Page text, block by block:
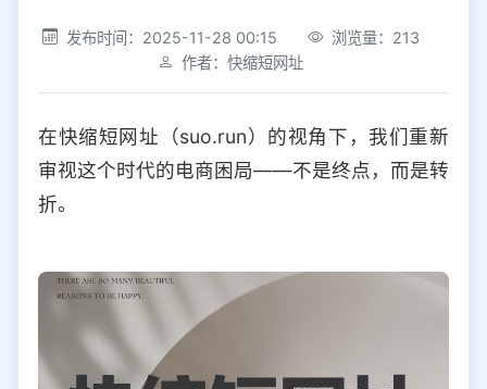
社交平台 电商平台
选择防红平台类型，避免链接被拦截
iOS Android PC 其他
选择允许访问的平台类型
发布时间：2025-11-28 00:15
浏览量：213
作者：快缩短网址
在快缩短网址（suo.run）的视角下，我们重新
审视这个时代的电商困局——不是终点，而是转
折。